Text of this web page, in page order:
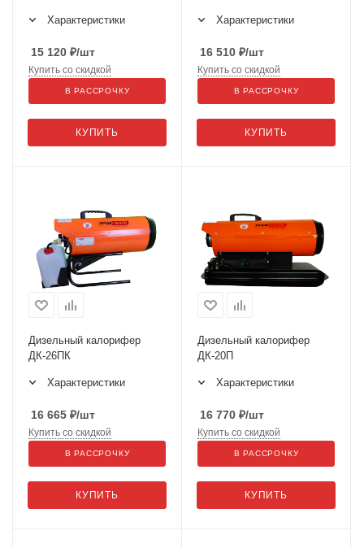
Характеристики
15 120 ₽/шт
КУПИТЬ
Купить со скидкой
В РАССРОЧКУ
Характеристики
16 510 ₽/шт
КУПИТЬ
Купить со скидкой
В РАССРОЧКУ
Дизельный калорифер
ДК-26ПК
Характеристики
16 665 ₽/шт
КУПИТЬ
Купить со скидкой
В РАССРОЧКУ
Дизельный калорифер
ДК-20П
Характеристики
16 770 ₽/шт
КУПИТЬ
Купить со скидкой
В РАССРОЧКУ